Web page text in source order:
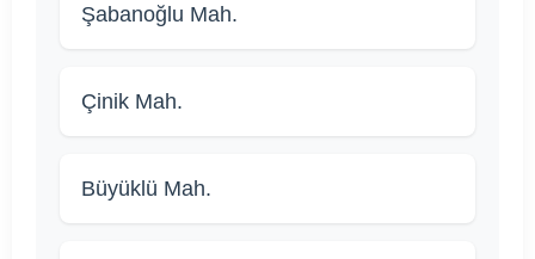
Şabanoğlu Mah.
Çinik Mah.
Büyüklü Mah.